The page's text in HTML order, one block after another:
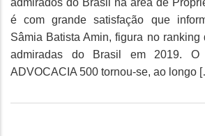
admirados do Brasil na área de
é com grande satisfação que
Sâmia Batista Amin, figura no ranking
admiradas do Brasil em 2019. O
ADVOCACIA 500 tornou-se, ao longo